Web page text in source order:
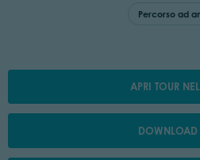
Percorso ad
APRI TOUR
DOWNLOAD